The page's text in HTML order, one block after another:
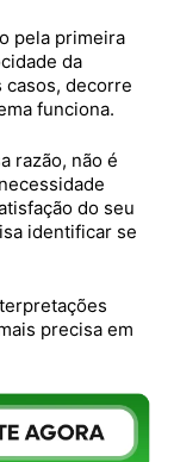
pela primeira
da
casos, decorre
funciona.
razão, não é
do seu
identificar se
precisa em